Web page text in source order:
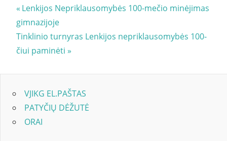
Navigacija
tarp
įrašų
Previous
Post:
Lenkijos Nepriklausomybės 100-mečio minėjimas
gimnazijoje
Next
Post:
Tinklinio turnyras Lenkijos nepriklausomybės 100-
čiui paminėti
VJIKG EL.PAŠTAS
PATYČIŲ DĖŽUTĖ
ORAI